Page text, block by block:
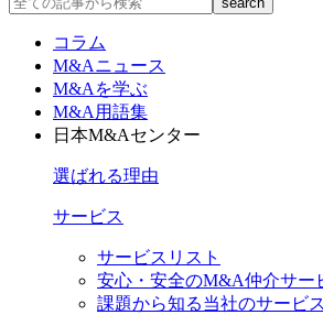
コラム
M&Aニュース
M&Aを学ぶ
M&A用語集
日本M&Aセンター
選ばれる理由
サービス
サービスリスト
安心・安全のM&A仲介サー
課題から知る当社のサービス